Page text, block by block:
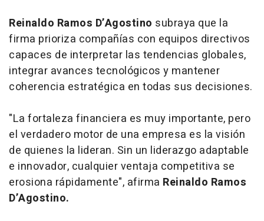
Reinaldo Ramos D’Agostino subraya que la
firma prioriza compañías con equipos directivos
capaces de interpretar las tendencias globales,
integrar avances tecnológicos y mantener
coherencia estratégica en todas sus decisiones.
"La fortaleza financiera es muy importante, pero
el verdadero motor de una empresa es la visión
de quienes la lideran. Sin un liderazgo adaptable
e innovador, cualquier ventaja competitiva se
erosiona rápidamente", afirma Reinaldo Ramos
D’Agostino.